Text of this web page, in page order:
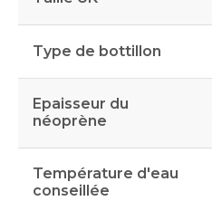
Type de bottillon
Epaisseur du
néoprène
Température d'eau
conseillée